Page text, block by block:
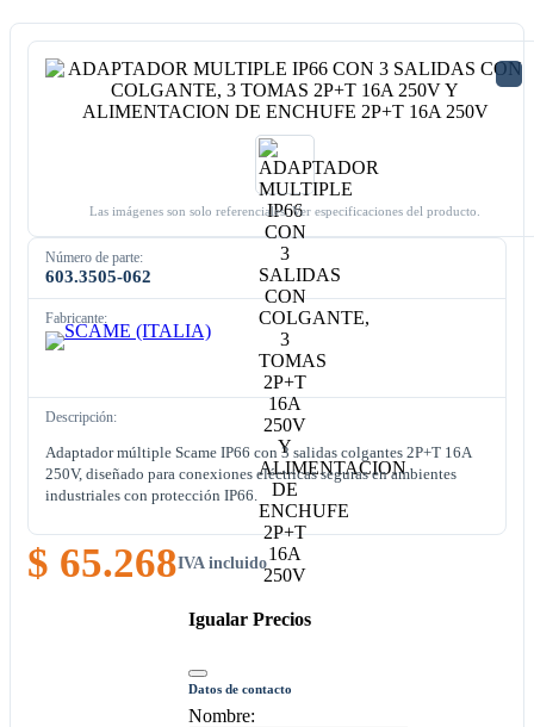
Las imágenes son solo referenciales. Ver especificaciones del producto.
Número de parte:
603.3505-062
Fabricante:
Descripción:
Adaptador múltiple Scame IP66 con 3 salidas colgantes 2P+T 16A
250V, diseñado para conexiones eléctricas seguras en ambientes
industriales con protección IP66.
$ 65.268IVA incluido
Igualar Precios
Datos de contacto
Nombre: